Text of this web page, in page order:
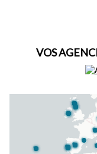
VOS